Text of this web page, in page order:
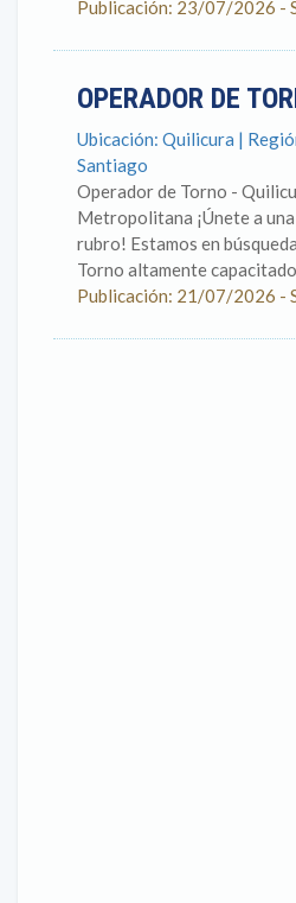
Publicación: 23/07/2026 -
OPERADOR DE
Ubicación: Quilicura |
Santiago
Operador de Torno -
Metropolitana ¡Únete a
rubro! Estamos en
Torno altamente
Publicación: 21/07/2026 -